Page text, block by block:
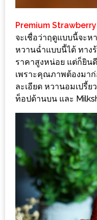
HOMEPRO
FAIR
2017
เชียงใหม่
จัด
เต็ม
กับ
แผนที่
ร้าน
หมู
กระทะ
ทั่ว
เชียงใหม่
Premium
จะเชื่อว่าฤดูแบบนี้จะห
หวานฉ่ำแบบนี้ได้ ทาง
ราคาสูงหน่อย แต่ก็ยิน
เพราะคุณภาพต้องมา
ละเอียด หวานอมเปรี้ย
ท็อปด้านบน และ